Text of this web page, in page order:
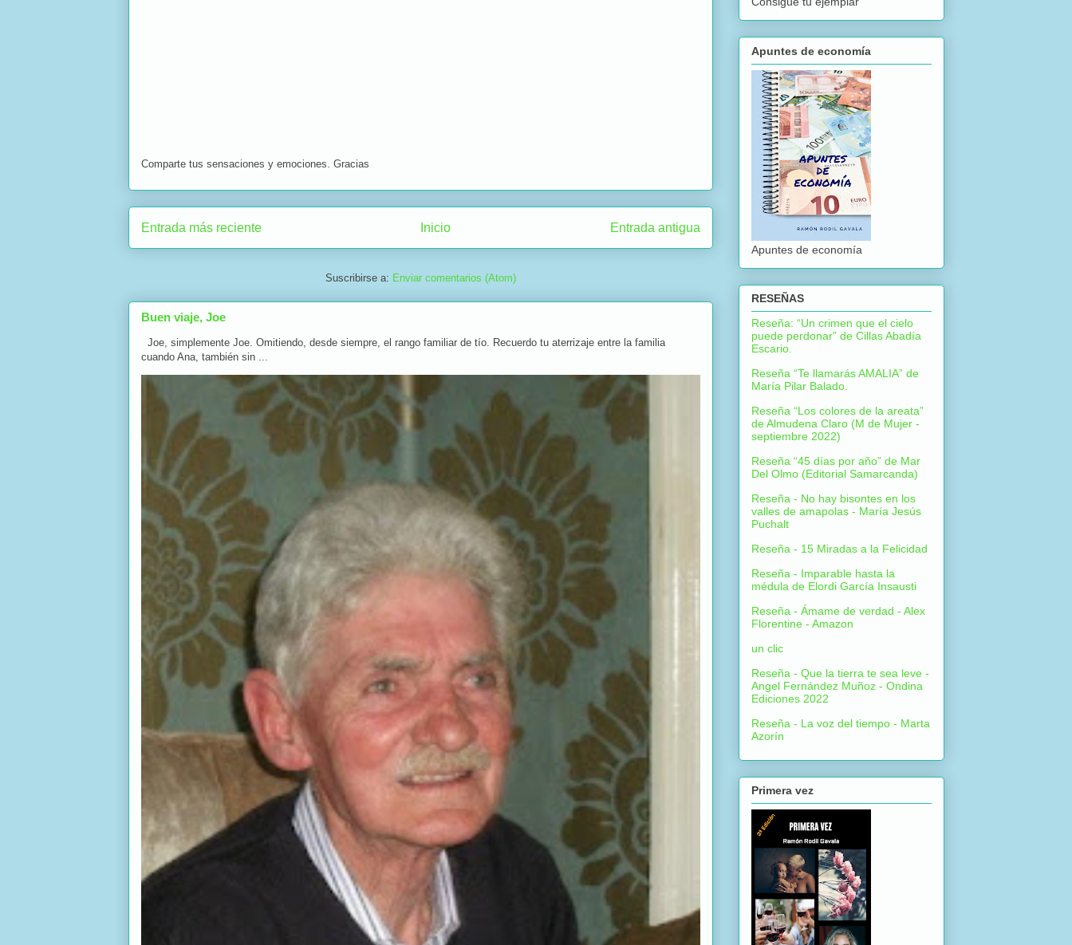
Comparte tus sensaciones y emociones. Gracias
Entrada más reciente Entrada antigua
Inicio
Suscribirse a: Enviar comentarios (Atom)
Buen viaje, Joe
Joe, simplemente Joe. Omitiendo, desde siempre, el rango familiar de tío. Recuerdo tu aterrizaje entre la familia
cuando Ana, también sin ...
Apuntes de economía
Apuntes de economía
RESEÑAS
Reseña: “Un crimen que el cielo
puede perdonar” de Cillas Abadía
Escario.
Reseña “Te llamarás AMALIA” de
María Pilar Balado.
Reseña “Los colores de la areata”
de Almudena Claro (M de Mujer -
septiembre 2022)
Reseña “45 días por año” de Mar
Del Olmo (Editorial Samarcanda)
Reseña - No hay bisontes en los
valles de amapolas - María Jesús
Puchalt
Reseña - 15 Miradas a la Felicidad
Reseña - Imparable hasta la
médula de Elordi García Insausti
Reseña - Ámame de verdad - Alex
Florentine - Amazon
un clic
Reseña - Que la tierra te sea leve -
Angel Fernández Muñoz - Ondina
Ediciones 2022
Reseña - La voz del tiempo - Marta
Azorín
Primera vez